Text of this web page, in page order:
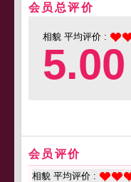
会员总评价
相貌 平均评价 :
5.00
会员评价
相貌 平均评价 :